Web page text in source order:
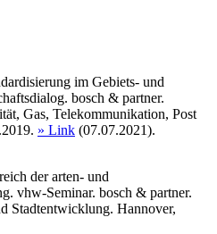
im Gebiets- und
bosch & partner.
Gas, Telekommunikation, Post
» Link (07.07.2021).
der arten- und
vhw-Seminar. bosch & partner.
Stadtentwicklung. Hannover,